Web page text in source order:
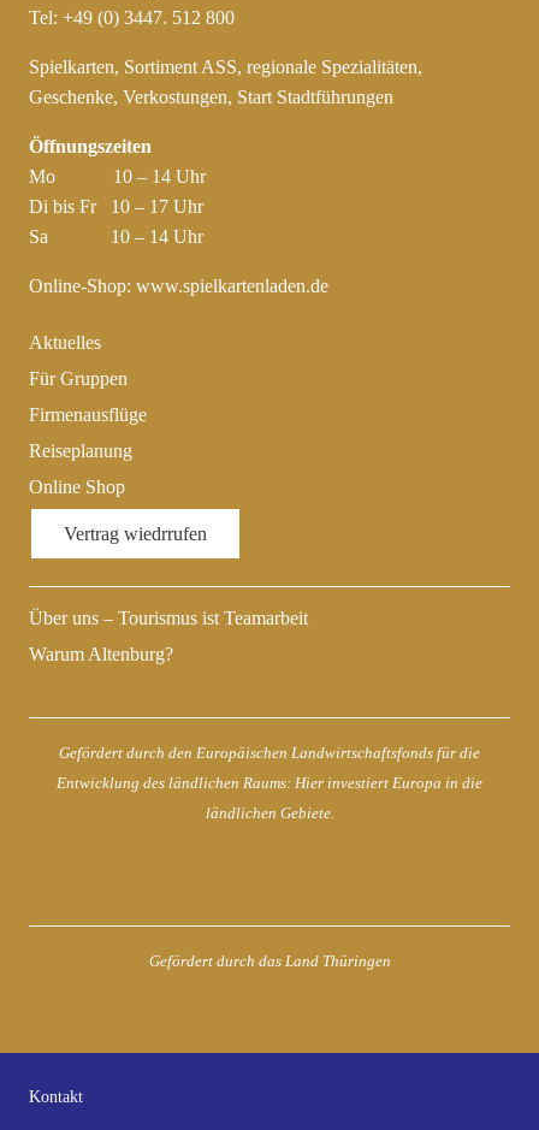
Tel: +49 (0) 3447. 512 800
Spielkarten, Sortiment ASS, regionale Spezialitäten,
Geschenke, Verkostungen, Start Stadtführungen
Öffnungszeiten
Mo 10 – 14 Uhr
Di bis Fr 10 – 17 Uhr
Sa 10 – 14 Uhr
Online-Shop: www.spielkartenladen.de
Aktuelles
Für Gruppen
Firmenausflüge
Reiseplanung
Online Shop
Vertrag wiedrrufen
Über uns – Tourismus ist Teamarbeit
Warum Altenburg?
Gefördert durch den Europäischen Landwirtschaftsfonds für die
Entwicklung des ländlichen Raums: Hier investiert Europa in die
ländlichen Gebiete.
Gefördert durch das Land Thüringen
Kontakt